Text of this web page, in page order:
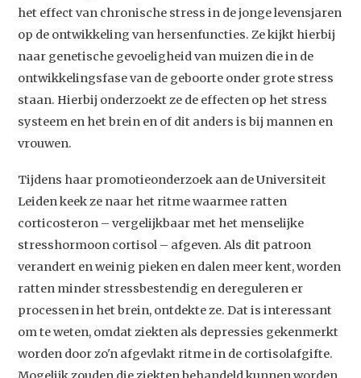
Studium Generale
Home
het effect van chronische stress in de jonge levensjaren
op de ontwikkeling van hersenfuncties. Ze kijkt hierbij
naar genetische gevoeligheid van muizen die in de
ontwikkelingsfase van de geboorte onder grote stress
staan. Hierbij onderzoekt ze de effecten op het stress
systeem en het brein en of dit anders is bij mannen en
vrouwen.
Tijdens haar promotieonderzoek aan de Universiteit
Leiden keek ze naar het ritme waarmee ratten
corticosteron – vergelijkbaar met het menselijke
stresshormoon cortisol – afgeven. Als dit patroon
verandert en weinig pieken en dalen meer kent, worden
ratten minder stressbestendig en dereguleren er
processen in het brein, ontdekte ze. Dat is interessant
om te weten, omdat ziekten als depressies gekenmerkt
worden door zo'n afgevlakt ritme in de cortisolafgifte.